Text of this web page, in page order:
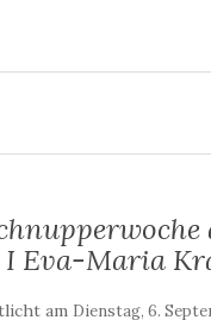
I Eva-Maria
am Dienstag, 6.